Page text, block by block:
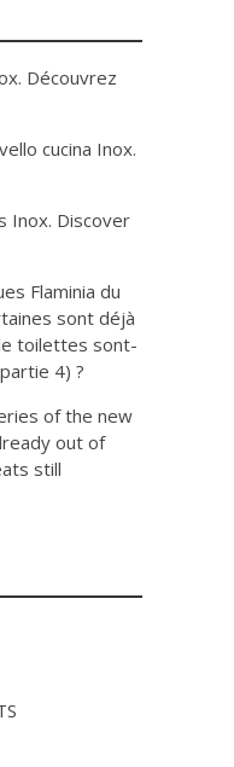
Découvrez
cucina Inox.
Inox. Discover
Flaminia du
sont déjà
toilettes sont-
4) ?
of the new
out of
still